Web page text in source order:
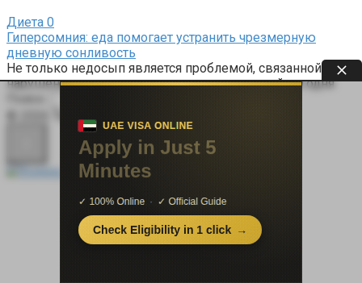
Диета 0
Гиперсомния: еда помогает устранить чрезмерную
дневную сонливость
Не только недосып является проблемой, связанной с
нарушениями сна, – достаточно много людей сегодня
© 2026 Терапевт Плюс